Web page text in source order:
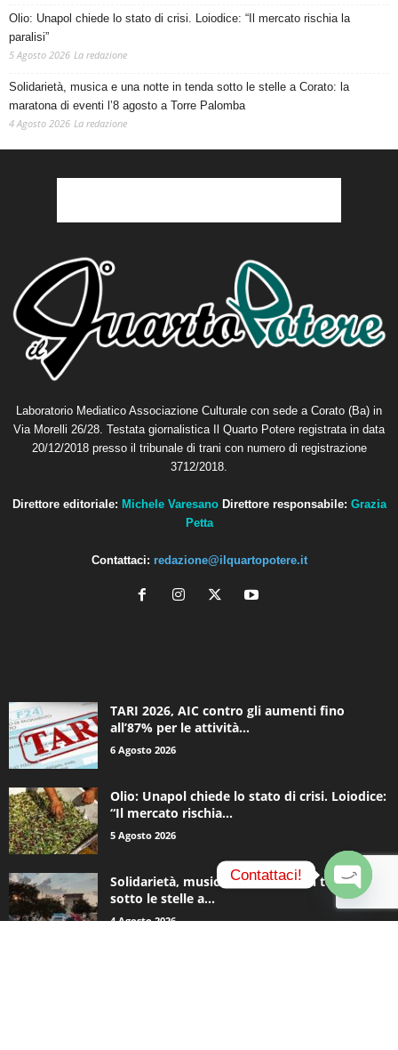
Olio: Unapol chiede lo stato di crisi. Loiodice: “Il mercato rischia la
paralisi”
5 Agosto 2026 La redazione
Solidarietà, musica e una notte in tenda sotto le stelle a Corato: la
maratona di eventi l’8 agosto a Torre Palomba
4 Agosto 2026 La redazione
Laboratorio Mediatico Associazione Culturale con sede a Corato (Ba) in
Via Morelli 26/28. Testata giornalistica Il Quarto Potere registrata in data
20/12/2018 presso il tribunale di trani con numero di registrazione
3712/2018.
Direttore editoriale: Michele Varesano Direttore responsabile: Grazia
Petta
Contattaci: redazione@ilquartopotere.it
TARI 2026, AIC contro gli aumenti fino
all’87% per le attività...
6 Agosto 2026
Olio: Unapol chiede lo stato di crisi. Loiodice:
“Il mercato rischia...
5 Agosto 2026
Solidarietà, musica e una notte in tenda
sotto le stelle a...
4 Agosto 2026
Contattaci!
O